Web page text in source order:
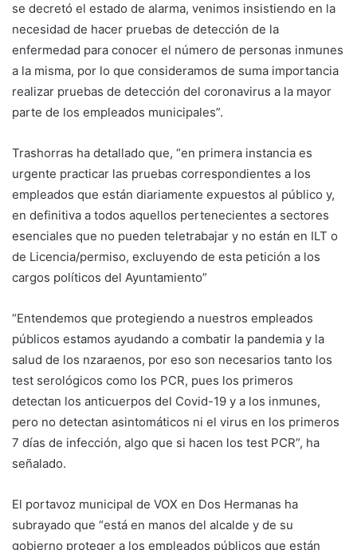
se decretó el estado de alarma, venimos insistiendo en la
necesidad de hacer pruebas de detección de la
enfermedad para conocer el número de personas inmunes
a la misma, por lo que consideramos de suma importancia
realizar pruebas de detección del coronavirus a la mayor
parte de los empleados municipales”.
Trashorras ha detallado que, “en primera instancia es
urgente practicar las pruebas correspondientes a los
empleados que están diariamente expuestos al público y,
en definitiva a todos aquellos pertenecientes a sectores
esenciales que no pueden teletrabajar y no están en ILT o
de Licencia/permiso, excluyendo de esta petición a los
cargos políticos del Ayuntamiento”
“Entendemos que protegiendo a nuestros empleados
públicos estamos ayudando a combatir la pandemia y la
salud de los nzaraenos, por eso son necesarios tanto los
test serológicos como los PCR, pues los primeros
detectan los anticuerpos del Covid-19 y a los inmunes,
pero no detectan asintomáticos ni el virus en los primeros
7 días de infección, algo que si hacen los test PCR”, ha
señalado.
El portavoz municipal de VOX en Dos Hermanas ha
subrayado que “está en manos del alcalde y de su
gobierno proteger a los empleados públicos que están